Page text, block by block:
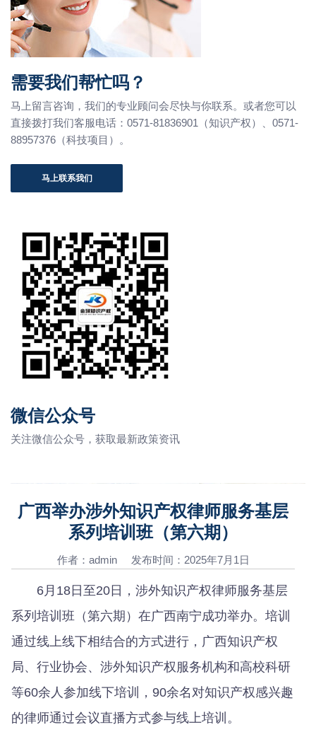
需要我们帮忙吗？
马上留言咨询，我们的专业顾问会尽快与你联系。或者您可以
直接拨打我们客服电话：0571-81836901（知识产权）、0571-
88957376（科技项目）。
马上联系我们
微信公众号
关注微信公众号，获取最新政策资讯
广西举办涉外知识产权律师服务基层
系列培训班（第六期）
作者：admin 发布时间：2025年7月1日
6月18日至20日，涉外知识产权律师服务基层
系列培训班（第六期）在广西南宁成功举办。培训
通过线上线下相结合的方式进行，广西知识产权
局、行业协会、涉外知识产权服务机构和高校科研
等60余人参加线下培训，90余名对知识产权感兴趣
的律师通过会议直播方式参与线上培训。